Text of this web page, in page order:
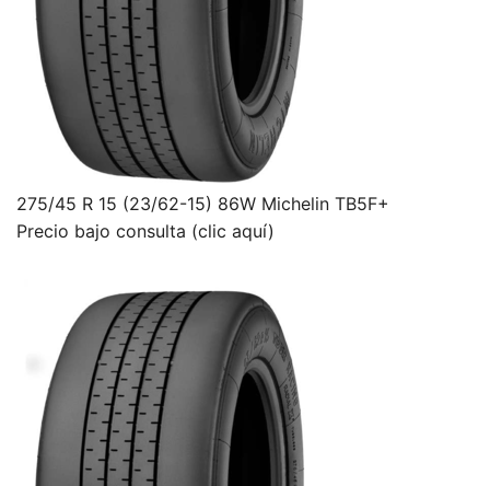
275/45 R 15 (23/62-15) 86W Michelin TB5F+
Precio bajo consulta (clic aquí)